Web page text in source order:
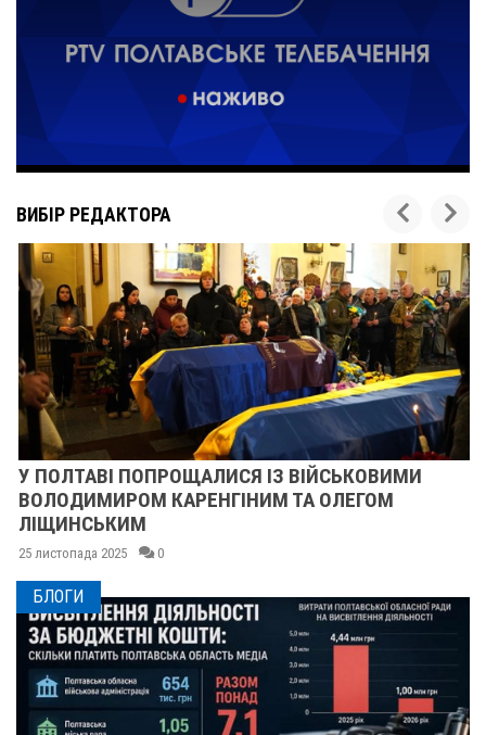
ВИБІР РЕДАКТОРА
У ПОЛТАВІ ПОПРОЩАЛИСЯ ІЗ ВІЙСЬКОВИМИ
ВОЛОДИМИРОМ КАРЕНГІНИМ ТА ОЛЕГОМ
ЛІЩИНСЬКИМ
25 листопада 2025 0
БЛОГИ